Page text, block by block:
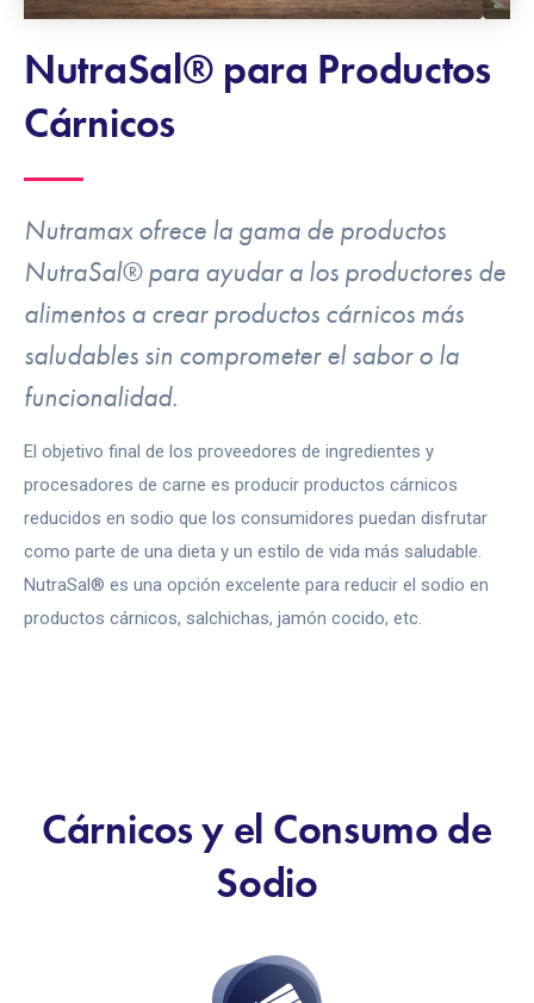
NutraSal® para Productos
Cárnicos
Nutramax ofrece la gama de productos
NutraSal® para ayudar a los productores de
alimentos a crear productos cárnicos más
saludables sin comprometer el sabor o la
funcionalidad.
El objetivo final de los proveedores de ingredientes y
procesadores de carne es producir productos cárnicos
reducidos en sodio que los consumidores puedan disfrutar
como parte de una dieta y un estilo de vida más saludable.
NutraSal® es una opción excelente para reducir el sodio en
productos cárnicos, salchichas, jamón cocido, etc.
Cárnicos y el Consumo de
Sodio